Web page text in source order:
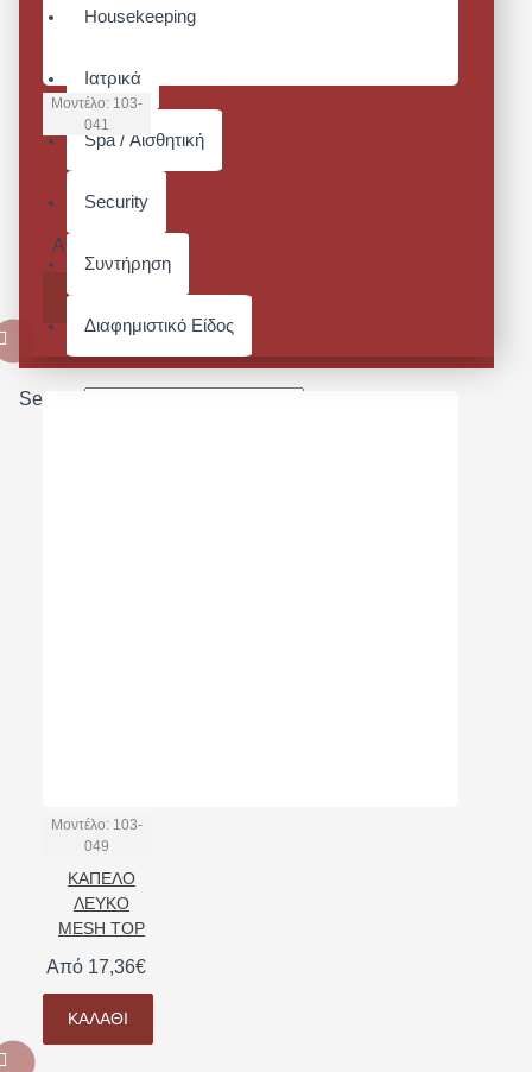
Housekeeping
Ιατρικά
Spa / Αισθητική
Security
Συντήρηση
Διαφημιστικό Είδος
Search
Μοντέλο: 103-
041
ΚΑΠΕΛΟ
ΜΑΥΡΟ
Από 7,44€
ΚΑΛΆΘΙ
Μοντέλο: 103-
049
ΚΑΠΕΛΟ
ΛΕΥΚΟ
MESH TOP
Από 17,36€
ΚΑΛΆΘΙ